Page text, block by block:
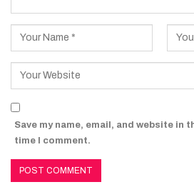
Save my name, email, and website in
time I comment.